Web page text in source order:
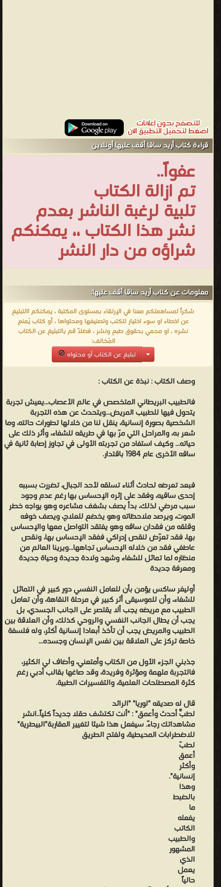
صديقه "لوريا" "الرائد لطبّ أحدث وأعمق" : "أنت تكتشف حقلاً جديداً
كلياً..انشر مشاهداتك رجاءً. سيفعل هذا شيئا لتغيير المقاربة"البيطرية"
للاضطرابات المحيطية، ولفتح الطريق
إنسانية".
بالضبط
والطبيب
المشهور
في كلية ألبرت آينشتاين
للطبّ كبروفيسور سريري في علم الأعصاب. "يمكن اعتبار الكتاب نوعاً من
الرواية العصبية أو القصة القصيرة، ولكنها قصة يكمن أساسها في التجربة
الشخصية في مقاربة مرضية خاصة نتيجة إصابته في ساقه "إصابة ذات
تأثيرات غريبة، ناتجة عن حادثة في جبل في النرويج"، بل هي "هاوية من
التأثيرات العجيبة وحتى المرعبة"، والتي
إحساس
بالرعب
والعجب
والمحجوبين،
التعبير،
المظهر
السطحي
المعتاد
للصحة".
الرواية،
"الأفكار
الرئيسية
"الظواهر
قراءة كتاب أريد ساقا أقف عليها أونلاين
عفواً..
تم ازالة الكتاب
تلبية لرغبة الناشر بعدم
نشر هذا الكتاب ،، يمكنكم
شراؤه من دار النشر
معلومات عن كتاب أريد ساقا أقف عليها:
شكراً لمساهمتكم معنا في الإرتقاء بمستوى المكتبة ، يمكنكم االتبليغ
عن اخطاء او سوء اختيار للكتب وتصنيفها ومحتواها ، أو كتاب يُمنع
نشره ، او محمي بحقوق طبع ونشر ، فضلاً قم بالتبليغ عن الكتاب
المُخالف:
تبليغ عن الكتاب أو محتواه
وصف الكتاب :نبذة عن الكتاب :
فالطبيب البريطاني المتخصص في عالم الأعصاب...يعيش تجربة
يتحول فيها للطبيب المريض...ويتحدث عن هذه التجربة
الشخصية بصورة إنسانية، ينقل لنا من خلالها تطورات حالته، وما
شعر به، والمراحل التي مرّ بها في طريقه للشفاء، وأثر ذلك على
حياته... وكيف استفاد من تجربته الأولى في تجاوز إصابة ثانية في
ساقه الأخرى عام 1984 باقتدار.
فبعد تعرضه لحادث أثناء تسلقه لأحد الجبال، تضررت بسببه
إحدى ساقيه، وفقد على إثره الإحساس بها رغم عدم وجود
سبب مرضي لذلك، بدأ يصف بشغف مشاعره وهو يواجه خطر
الموت، ويرصد ملاحظاته وهو يخضع للعلاج، ويصف خوفه
وقلقه من فقدان ساقه وهو يفتقد التواصل معها والإحساس
بها، فقد تعرّض لنقص إدراكي ففقد الإحساس بها، ونقص
عاطفي فقد من خلاله الإحساس تجاهها...ويرينا العالم من
منظاره لما تماثل للشفاء وشهد ولادة جديدة وحياة جديدة
ومعرفة جديدة
أوليفر ساكس يؤمن بأن للعامل النفسي دور كبير في التماثل
للشفاء، وأن للموسيقى أثر كبير في مرحلة النقاهة، وأن تعامل
الطبيب مع مريضه يجب ألا يقتصر على الجانب الجسدي، بل
يجب أن يطال الجانب النفسي والروحي كذلك، وأن العلاقة بين
الطبيب والمريض يجب أن تأخذ أبعادا إنسانية أكثر، وله فلسفة
خاصة تركز على العلاقة بين نفس الإنسان وجسده...
جذبني الجزء الأول من الكتاب وأمتعني، وأضاف لي الكثير،
فالتجربة ملهمة ومؤثرة وفريدة، وقد صاغها بقالب أدبي رغم
كثرة المصطلحات العلمية، والتفسيرات الطبية.
قال له صديقه "لوريا" "الرائد
لطبّ أحدث وأعمق" : "أنت تكتشف حقلاً جديداً كلياً..انشر
مشاهداتك رجاءً. سيفعل هذا شيئا لتغيير المقاربة"البيطرية"
للاضطرابات المحيطية، ولفتح الطريق
لطبّ
أعمق
وأكثر
إنسانية".
وهذا
بالضبط
ما
يفعله
الكاتب
والطبيب
المشهور
الذي
يعمل
حالياً